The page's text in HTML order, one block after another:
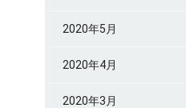
2020年5月
2020年4月
2020年3月